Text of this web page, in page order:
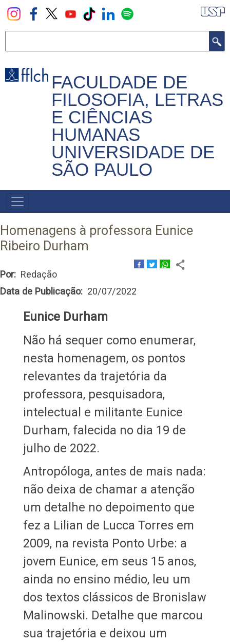
Pular
para
principal
FACULDADE DE
FILOSOFIA, LETRAS
E CIÊNCIAS
HUMANAS
UNIVERSIDADE DE
SÃO PAULO
NAVEGADOR
PRINCIPAL
Homenagens à professora Eunice
Ribeiro Durham
Por
Redação
Data de Publicação
20/07/2022
Eunice Durham
Não há sequer como enumerar,
nesta homenagem, os pontos
relevantes da trajetória da
professora, pesquisadora,
intelectual e militante Eunice
Durham, falecida no dia 19 de
julho de 2022.
Antropóloga, antes de mais nada:
não deixa de chamar a atenção
um detalhe no depoimento que
fez a Lilian de Lucca Torres em
2009, na revista Ponto Urbe: a
jovem Eunice, em seus 15 anos,
ainda no ensino médio, leu um
dos textos clássicos de Bronislaw
Malinowski. Detalhe que marcou
sua trajetória e deixou um